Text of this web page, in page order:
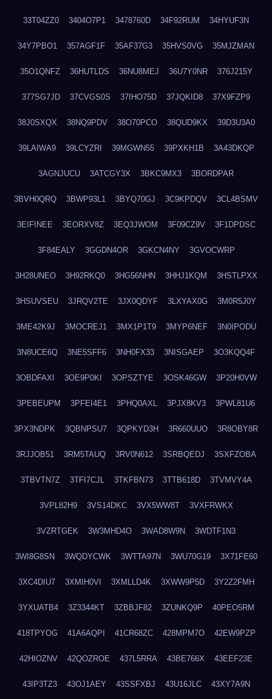
33T04ZZ0 3404O7P1 3478760D 34F92RUM 34HYUF3N
34Y7PBO1 357AGF1F 35AF37G3 35HVS0VG 35MJZMAN
35O1QNFZ 36HUTLDS 36NU8MEJ 36U7Y0NR 376J215Y
377SG7JD 37CVGS0S 37IHO75D 37JQKID8 37X9FZP9
38J0SXQX 38NQ9PDV 38O70PCO 38QUD9KX 39D3U3A0
39LAIWA9 39LCYZRI 39MGWN55 39PXKH1B 3A43DKQP
3AGNJUCU 3ATCGY3X 3BKC9MX3 3BORDPAR
3BVH0QRQ 3BWP93L1 3BYQ70GJ 3C9KPDQV 3CL4BSMV
3EIFINEE 3EORXV8Z 3EQ3JWOM 3F09CZ9V 3F1DPDSC
3F84EALY 3GGDN4OR 3GKCN4NY 3GVOCWRP
3H28UNEO 3H92RKQ0 3HG56NHN 3HHJ1KQM 3HSTLPXX
3HSUVSEU 3JRQV2TE 3JX0QDYF 3LXYAX0G 3M0R5J0Y
3ME42K9J 3MOCREJ1 3MX1P1T9 3MYP6NEF 3N0IPODU
3N8UCE6Q 3NE5SFF6 3NH0FX33 3NISGAEP 3O3KQQ4F
3OBDFAXI 3OE9P0KI 3OPSZTYE 3OSK46GW 3P20H0VW
3PEBEUPM 3PFEI4E1 3PHQ0AXL 3PJX8KV3 3PWL81U6
3PX3NDPK 3QBNPSU7 3QPKYD3H 3R660UUO 3R8OBY8R
3RJJOB51 3RM5TAUQ 3RV0N612 3SRBQEDJ 3SXFZOBA
3TBVTN7Z 3TFI7CJL 3TKFBN73 3TTB618D 3TVMVY4A
3VPL82H9 3VS14DKC 3VX5WW8T 3VXFRWKX
3VZRTGEK 3W3MHD4O 3WAD8W9N 3WDTF1N3
3WI8G8SN 3WQDYCWK 3WTTA97N 3WU70G19 3X71FE60
3XC4DIU7 3XMIH0VI 3XMLLD4K 3XWW9P5D 3Y2Z2FMH
3YXUATB4 3Z3344KT 3ZBBJF82 3ZUNKQ9P 40PEO5RM
418TPYOG 41A6AQPI 41CR68ZC 428MPM7O 42EW9PZP
42HIOZNV 42QOZROE 437L5RRA 43BE766X 43EEF23E
43IP3TZ3 43OJ1AEY 43SSFXBJ 43U16JLC 43XY7A9N